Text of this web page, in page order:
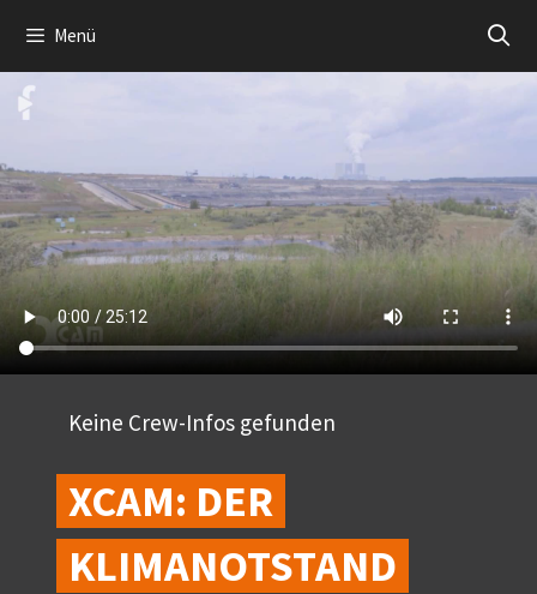
Inhalt
springen
Menü
Keine Crew-Infos gefunden
XCAM: DER
KLIMANOTSTAND